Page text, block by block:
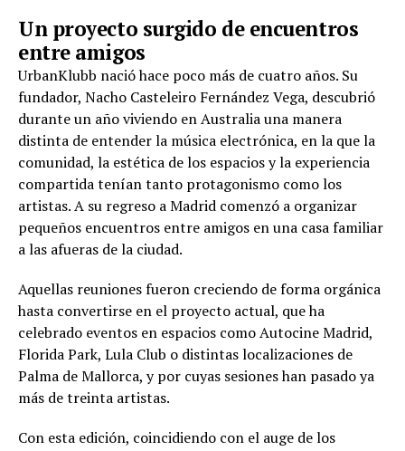
Un proyecto surgido de encuentros
entre amigos
UrbanKlubb nació hace poco más de cuatro años. Su
fundador, Nacho Casteleiro Fernández Vega, descubrió
durante un año viviendo en Australia una manera
distinta de entender la música electrónica, en la que la
comunidad, la estética de los espacios y la experiencia
compartida tenían tanto protagonismo como los
artistas. A su regreso a Madrid comenzó a organizar
pequeños encuentros entre amigos en una casa familiar
a las afueras de la ciudad.
Aquellas reuniones fueron creciendo de forma orgánica
hasta convertirse en el proyecto actual, que ha
celebrado eventos en espacios como Autocine Madrid,
Florida Park, Lula Club o distintas localizaciones de
Palma de Mallorca, y por cuyas sesiones han pasado ya
más de treinta artistas.
Con esta edición, coincidiendo con el auge de los